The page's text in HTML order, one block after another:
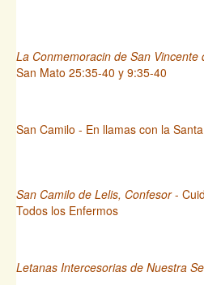
La Conmemoracin de San Vincente
San Mato 25:35-40 y 9:35-40
San Camilo - En llamas con la
San Camilo de Lelis, Confesor-
Todos los Enfermos
Letanas Intercesorias de Nuestra